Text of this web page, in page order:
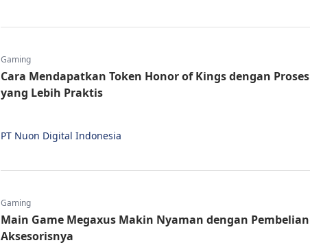
Gaming
Cara Mendapatkan Token Honor of Kings dengan Proses
yang Lebih Praktis
PT Nuon Digital Indonesia
Gaming
Main Game Megaxus Makin Nyaman dengan Pembelian
Aksesorisnya